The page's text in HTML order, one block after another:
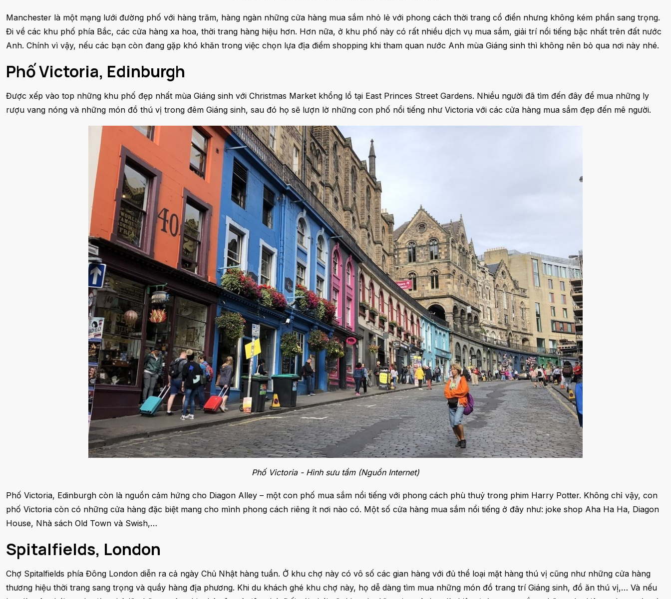
Manchester là một mạng lưới đường phố với hàng trăm, hàng ngàn những cửa hàng mua sắm nhỏ lẻ với phong cách thời trang cổ điển nhưng không kém phần sang trọng.
Đi về các khu phố phía Bắc, các cửa hàng xa hoa, thời trang hàng hiệu hơn. Hơn nữa, ở khu phố này có rất nhiều dịch vụ mua sắm, giải trí nổi tiếng bậc nhất trên đất nước
Anh. Chính vì vậy, nếu các bạn còn đang gặp khó khăn trong việc chọn lựa địa điểm shopping khi tham quan nước Anh mùa Giáng sinh thì không nên bỏ qua nơi này nhé.
Phố Victoria, Edinburgh
Được xếp vào top những khu phố đẹp nhất mùa Giáng sinh với Christmas Market khổng lồ tại East Princes Street Gardens. Nhiều người đã tìm đến đây để mua những ly
rượu vang nóng và những món đồ thú vị trong đêm Giáng sinh, sau đó họ sẽ lượn lờ những con phố nổi tiếng như Victoria với các cửa hàng mua sắm đẹp đến mê người.
Phố Victoria - Hình sưu tầm (Nguồn Internet)
Phố Victoria, Edinburgh còn là nguồn cảm hứng cho Diagon Alley – một con phố mua sắm nổi tiếng với phong cách phù thuỷ trong phim Harry Potter. Không chỉ vậy, con
phố Victoria còn có những cửa hàng đặc biệt mang cho mình phong cách riêng ít nơi nào có. Một số cửa hàng mua sắm nổi tiếng ở đây như: joke shop Aha Ha Ha, Diagon
House, Nhà sách Old Town và Swish,…
Spitalfields, London
Chợ Spitalfields phía Đông London diễn ra cả ngày Chủ Nhật hàng tuần. Ở khu chợ này có vô số các gian hàng với đủ thể loại mặt hàng thú vị cũng như những cửa hàng
thương hiệu thời trang sang trọng và quầy hàng địa phương. Khi du khách ghé khu chợ này, họ dễ dàng tìm mua những món đồ trang trí Giáng sinh, đồ ăn thú vị,… Và nếu